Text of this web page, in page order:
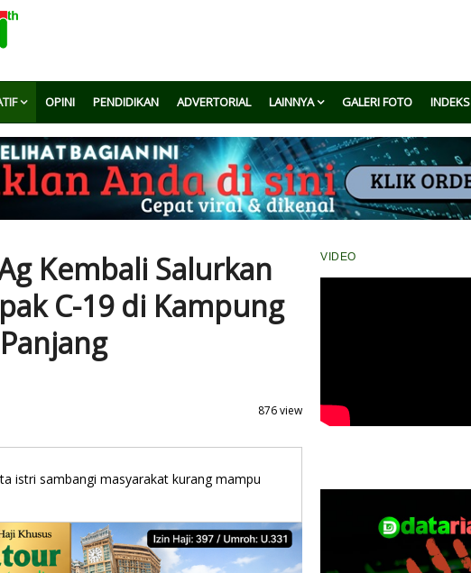
OPINI PENDIDIKAN ADVERTORIAL LAINNYA GALERI FOTO INDEKS
Kembali Salurkan
C-19 di Kampung
876 view
istri sambangi masyarakat kurang mampu
VIDEO